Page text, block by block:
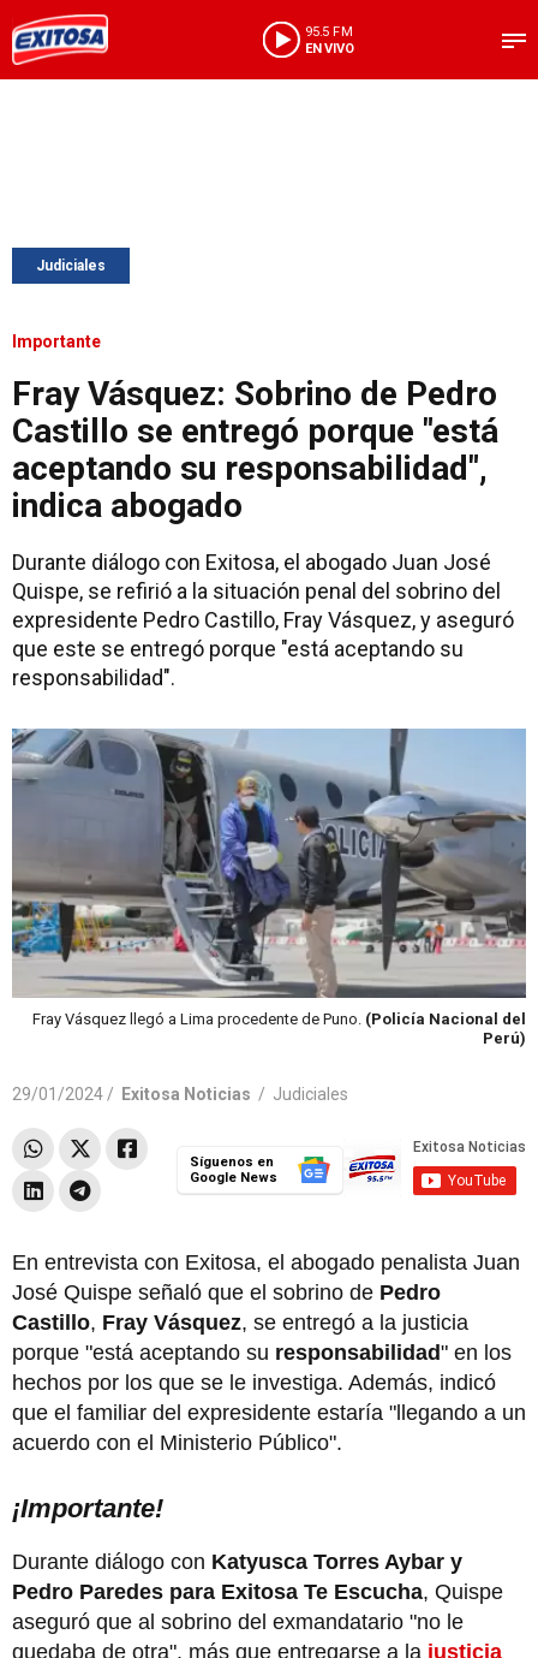
95.5 FM
EN VIVO
Judiciales
Importante
Fray Vásquez: Sobrino de Pedro
Castillo se entregó porque "está
aceptando su responsabilidad",
indica abogado
Durante diálogo con Exitosa, el abogado Juan José
Quispe, se refirió a la situación penal del sobrino del
expresidente Pedro Castillo, Fray Vásquez, y aseguró
que este se entregó porque "está aceptando su
responsabilidad".
Fray Vásquez llegó a Lima procedente de Puno. (Policía Nacional del
Perú)
29/01/2024 / Exitosa Noticias / Judiciales
Síguenos en
Google News
En entrevista con Exitosa, el abogado penalista Juan
José Quispe señaló que el sobrino de Pedro
Castillo, Fray Vásquez, se entregó a la justicia
porque "está aceptando su responsabilidad" en los
hechos por los que se le investiga. Además, indicó
que el familiar del expresidente estaría "llegando a un
acuerdo con el Ministerio Público".
¡Importante!
Durante diálogo con Katyusca Torres Aybar y
Pedro Paredes para Exitosa Te Escucha, Quispe
aseguró que al sobrino del exmandatario "no le
quedaba de otra", más que entregarse a la justicia